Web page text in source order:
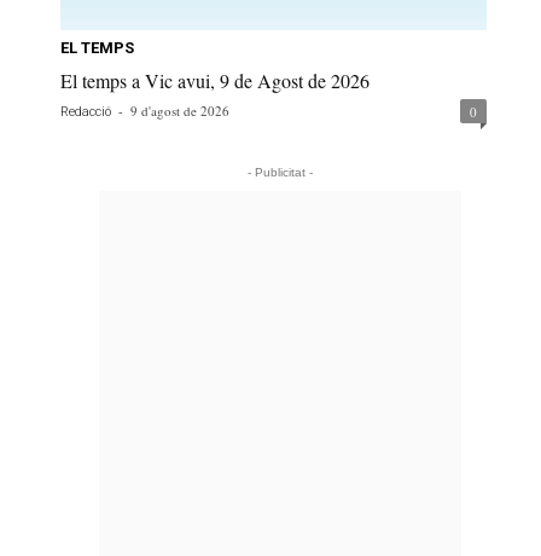
EL TEMPS
El temps a Vic avui, 9 de Agost de 2026
Redacció - 9 d'agost de 2026 0
- Publicitat -